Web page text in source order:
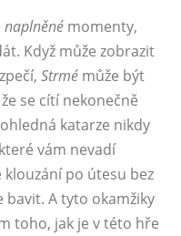
naplněné momenty,
Když může zobrazit
Strmé může být
se cítí nekonečně
katarze nikdy
vám nevadí
po útesu bez
bavit. A tyto okamžiky
toho, jak je v této hře